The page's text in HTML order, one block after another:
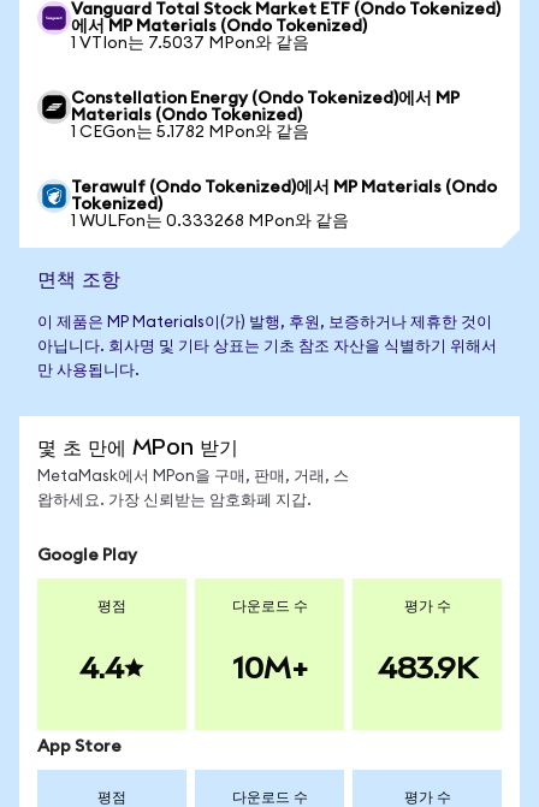
Vanguard Total Stock Market ETF (Ondo Tokenized)
에서 MP Materials (Ondo Tokenized)
1 VTIon는 7.5037 MPon와 같음
Constellation Energy (Ondo Tokenized)에서 MP
Materials (Ondo Tokenized)
1 CEGon는 5.1782 MPon와 같음
Terawulf (Ondo Tokenized)에서 MP Materials (Ondo
Tokenized)
1 WULFon는 0.333268 MPon와 같음
면책 조항
이 제품은 MP Materials이(가) 발행, 후원, 보증하거나 제휴한 것이
아닙니다. 회사명 및 기타 상표는 기초 참조 자산을 식별하기 위해서
만 사용됩니다.
몇 초 만에 MPon 받기
MetaMask에서 MPon을 구매, 판매, 거래, 스
왑하세요. 가장 신뢰받는 암호화폐 지갑.
Google Play
평점
4.4
다운로드 수
10M+
평가 수
483.9K
App Store
평점 다운로드 수 평가 수